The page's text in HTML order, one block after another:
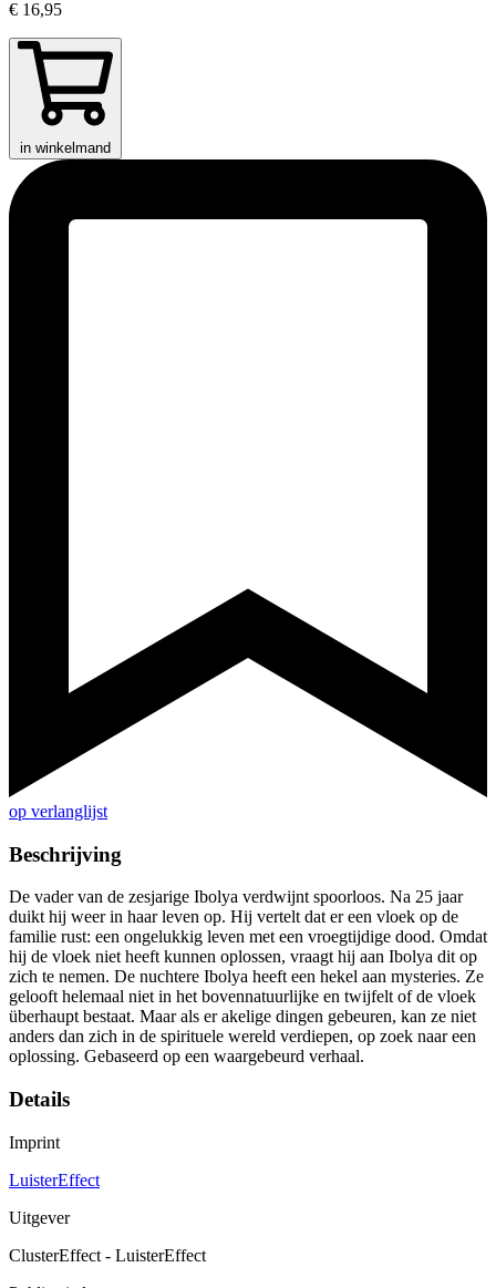
€ 16,95
in winkelmand
op verlanglijst
Beschrijving
De vader van de zesjarige Ibolya verdwijnt spoorloos. Na 25 jaar
duikt hij weer in haar leven op. Hij vertelt dat er een vloek op de
familie rust: een ongelukkig leven met een vroegtijdige dood. Omdat
hij de vloek niet heeft kunnen oplossen, vraagt hij aan Ibolya dit op
zich te nemen. De nuchtere Ibolya heeft een hekel aan mysteries. Ze
gelooft helemaal niet in het bovennatuurlijke en twijfelt of de vloek
überhaupt bestaat. Maar als er akelige dingen gebeuren, kan ze niet
anders dan zich in de spirituele wereld verdiepen, op zoek naar een
oplossing. Gebaseerd op een waargebeurd verhaal.
Details
Imprint
LuisterEffect
Uitgever
ClusterEffect - LuisterEffect